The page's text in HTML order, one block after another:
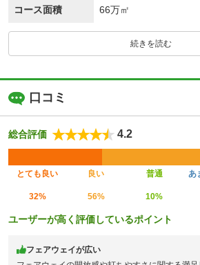
コース面積 66万㎡
続きを読む
口コミ
総合評価 4.2
とても良い 良い 普通
あ
32% 56% 10%
ユーザーが高く評価しているポイント
フェアウェイが広い